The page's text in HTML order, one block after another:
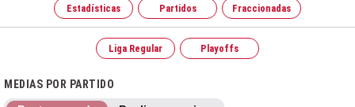
Estadísticas Partidos Fraccionadas
Liga Regular Playoffs
MEDIAS POR PARTIDO